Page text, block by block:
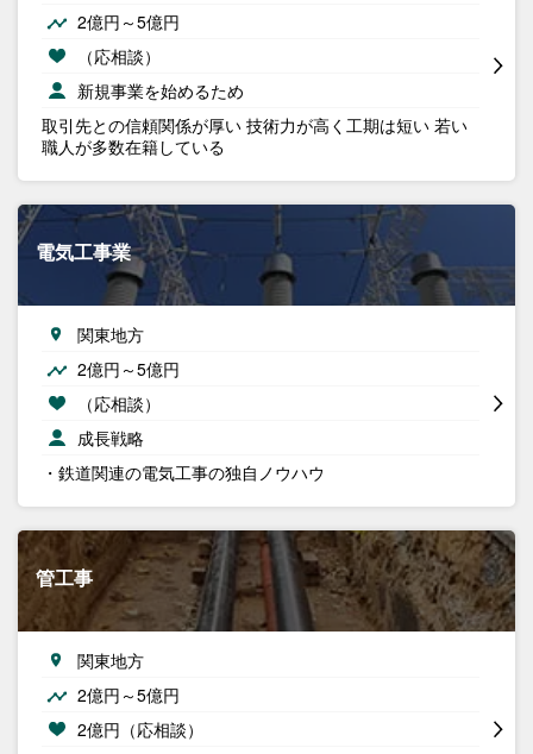
2億円～5億円
（応相談）
新規事業を始めるため
取引先との信頼関係が厚い 技術力が高く工期は短い 若い
職人が多数在籍している
電気工事業
関東地方
2億円～5億円
（応相談）
成長戦略
・鉄道関連の電気工事の独自ノウハウ
管工事
関東地方
2億円～5億円
2億円（応相談）